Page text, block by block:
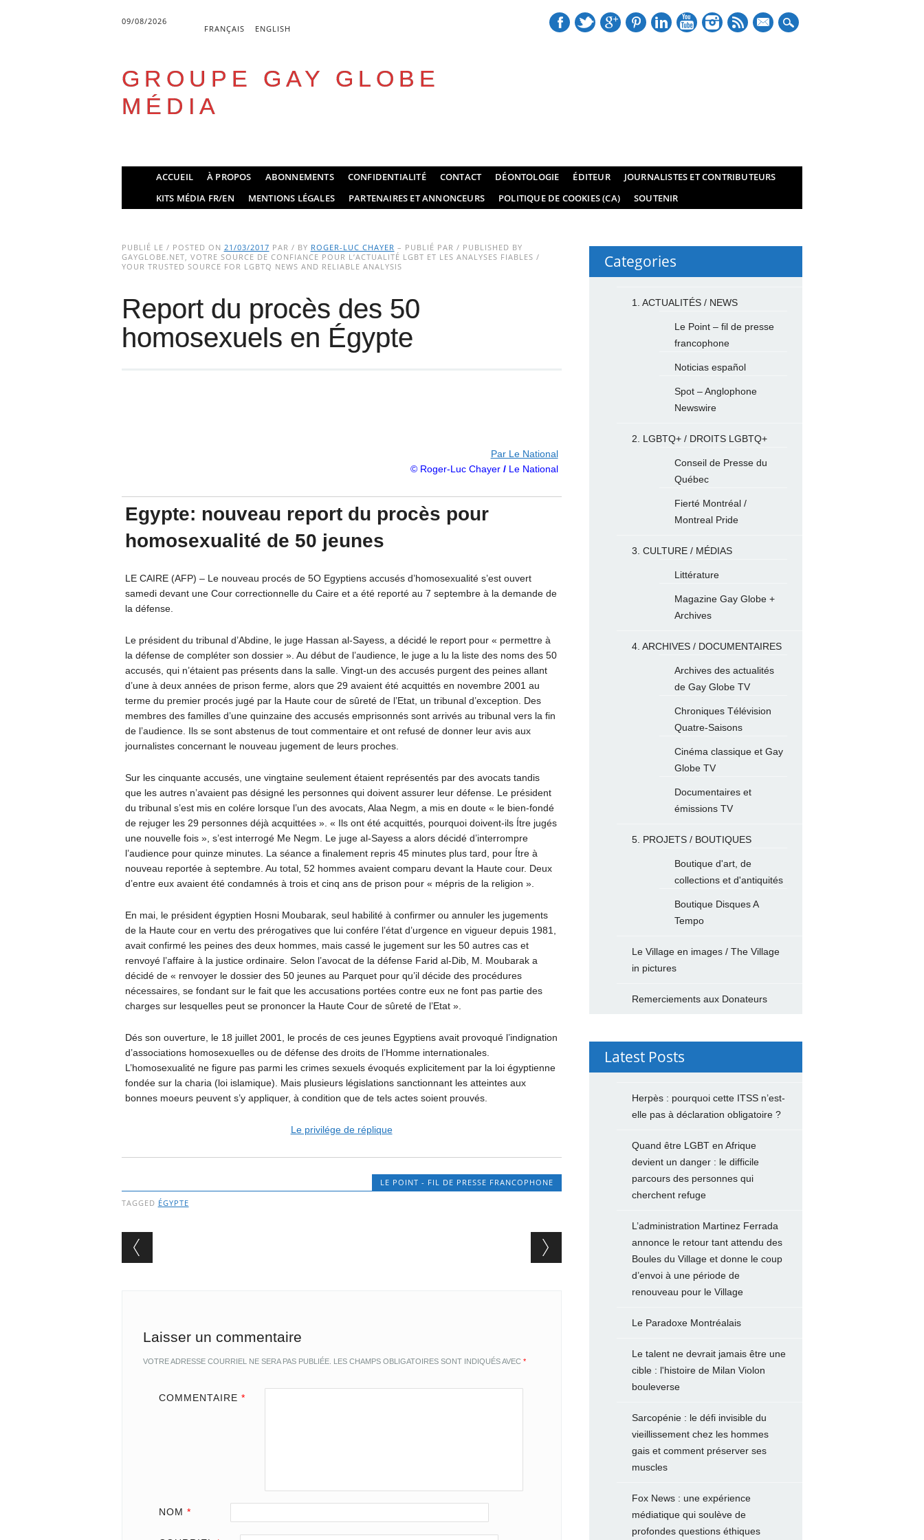
09/08/2026
FRANÇAIS ENGLISH
mail
GROUPE GAY GLOBE
MÉDIA
Main menu
ACCUEIL À PROPOS ABONNEMENTS CONFIDENTIALITÉ CONTACT DÉONTOLOGIE ÉDITEUR
JOURNALISTES ET CONTRIBUTEURS
KITS MÉDIA FR/EN
MENTIONS LÉGALES PARTENAIRES ET ANNONCEURS POLITIQUE DE COOKIES (CA) SOUTENIR
PUBLIÉ LE / POSTED ON 21/03/2017 PAR / BY ROGER-LUC CHAYER – PUBLIÉ PAR / PUBLISHED BY
GAYGLOBE.NET, VOTRE SOURCE DE CONFIANCE POUR L’ACTUALITÉ LGBT ET LES ANALYSES FIABLES /
YOUR TRUSTED SOURCE FOR LGBTQ NEWS AND RELIABLE ANALYSIS
Report du procès des 50
homosexuels en Égypte
Par Le National
© Roger-Luc Chayer/Le National
Egypte: nouveau report du procès pour
homosexualité de 50 jeunes
LE CAIRE (AFP) – Le nouveau procés de 5O Egyptiens accusés d’homosexualité s’est ouvert
samedi devant une Cour correctionnelle du Caire et a été reporté au 7 septembre à la demande de
la défense.
Le président du tribunal d’Abdine, le juge Hassan al-Sayess, a décidé le report pour « permettre à
la défense de compléter son dossier ». Au début de l’audience, le juge a lu la liste des noms des 50
accusés, qui n’étaient pas présents dans la salle. Vingt-un des accusés purgent des peines allant
d’une à deux années de prison ferme, alors que 29 avaient été acquittés en novembre 2001 au
terme du premier procés jugé par la Haute cour de sûreté de l’Etat, un tribunal d’exception. Des
membres des familles d’une quinzaine des accusés emprisonnés sont arrivés au tribunal vers la fin
de l’audience. Ils se sont abstenus de tout commentaire et ont refusé de donner leur avis aux
journalistes concernant le nouveau jugement de leurs proches.
Sur les cinquante accusés, une vingtaine seulement étaient représentés par des avocats tandis
que les autres n’avaient pas désigné les personnes qui doivent assurer leur défense. Le président
du tribunal s’est mis en colére lorsque l’un des avocats, Alaa Negm, a mis en doute « le bien-fondé
de rejuger les 29 personnes déjà acquittées ». « Ils ont été acquittés, pourquoi doivent-ils Ítre jugés
une nouvelle fois », s’est interrogé Me Negm. Le juge al-Sayess a alors décidé d’interrompre
l’audience pour quinze minutes. La séance a finalement repris 45 minutes plus tard, pour Ítre à
nouveau reportée à septembre. Au total, 52 hommes avaient comparu devant la Haute cour. Deux
d’entre eux avaient été condamnés à trois et cinq ans de prison pour « mépris de la religion ».
En mai, le président égyptien Hosni Moubarak, seul habilité à confirmer ou annuler les jugements
de la Haute cour en vertu des prérogatives que lui confére l’état d’urgence en vigueur depuis 1981,
avait confirmé les peines des deux hommes, mais cassé le jugement sur les 50 autres cas et
renvoyé l’affaire à la justice ordinaire. Selon l’avocat de la défense Farid al-Dib, M. Moubarak a
décidé de « renvoyer le dossier des 50 jeunes au Parquet pour qu’il décide des procédures
nécessaires, se fondant sur le fait que les accusations portées contre eux ne font pas partie des
charges sur lesquelles peut se prononcer la Haute Cour de sûreté de l’Etat ».
Dés son ouverture, le 18 juillet 2001, le procés de ces jeunes Egyptiens avait provoqué l’indignation
d’associations homosexuelles ou de défense des droits de l’Homme internationales.
L’homosexualité ne figure pas parmi les crimes sexuels évoqués explicitement par la loi égyptienne
fondée sur la charia (loi islamique). Mais plusieurs législations sanctionnant les atteintes aux
bonnes moeurs peuvent s’y appliquer, à condition que de tels actes soient prouvés.
Le privilége de réplique
LE POINT - FIL DE PRESSE FRANCOPHONE
TAGGED ÉGYPTE
Post navigation
Laisser un commentaire
VOTRE ADRESSE COURRIEL NE SERA PAS PUBLIÉE. LES CHAMPS OBLIGATOIRES SONT INDIQUÉS AVEC *
COMMENTAIRE *
NOM *
Categories
1. ACTUALITÉS / NEWS
Le Point – fil de presse
francophone
Noticias español
Spot – Anglophone
Newswire
2. LGBTQ+ / DROITS LGBTQ+
Conseil de Presse du
Québec
Fierté Montréal /
Montreal Pride
3. CULTURE / MÉDIAS
Littérature
Magazine Gay Globe +
Archives
4. ARCHIVES / DOCUMENTAIRES
Archives des actualités
de Gay Globe TV
Chroniques Télévision
Quatre-Saisons
Cinéma classique et Gay
Globe TV
Documentaires et
émissions TV
5. PROJETS / BOUTIQUES
Boutique d'art, de
collections et d'antiquités
Boutique Disques A
Tempo
Le Village en images / The Village
in pictures
Remerciements aux Donateurs
Latest Posts
Herpès : pourquoi cette ITSS n’est-
elle pas à déclaration obligatoire ?
Quand être LGBT en Afrique
devient un danger : le difficile
parcours des personnes qui
cherchent refuge
L’administration Martinez Ferrada
annonce le retour tant attendu des
Boules du Village et donne le coup
d’envoi à une période de
renouveau pour le Village
Le Paradoxe Montréalais
Le talent ne devrait jamais être une
cible : l'histoire de Milan Violon
bouleverse
Sarcopénie : le défi invisible du
vieillissement chez les hommes
gais et comment préserver ses
muscles
Fox News : une expérience
médiatique qui soulève de
profondes questions éthiques